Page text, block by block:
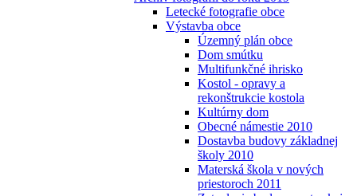
Letecké fotografie obce
Výstavba obce
Územný plán obce
Dom smútku
Multifunkčné ihrisko
Kostol - opravy a
rekonštrukcie kostola
Kultúrny dom
Obecné námestie 2010
Dostavba budovy základnej
školy 2010
Materská škola v nových
priestoroch 2011